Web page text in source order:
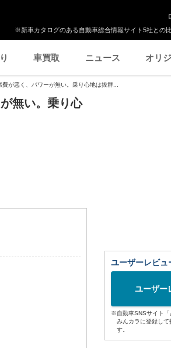
※新車カタログのある自動車総合情報サイト5社との
車買取 ニュース オリ
費が悪く、パワーが無い。乗り心地は抜群...
無い。乗り心
ユーザーレビュ
ユーザー
※自動車SNSサイト「
みんカラに登録して
す。